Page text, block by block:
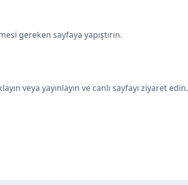
gereken sayfaya yapıştırın.
veya yayınlayın ve canlı sayfayı ziyaret edin.